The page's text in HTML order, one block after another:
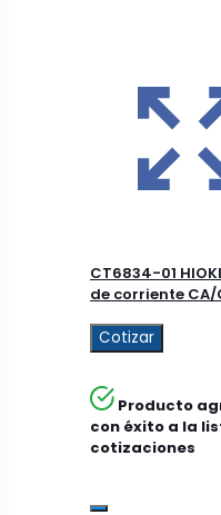
CT6834-01
de corriente CA/
Cotizar
Producto
con éxito a la
cotizaciones